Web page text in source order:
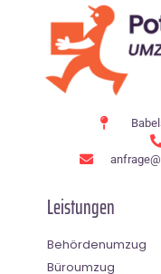
Leistungen
Behördenumzug
Büroumzug